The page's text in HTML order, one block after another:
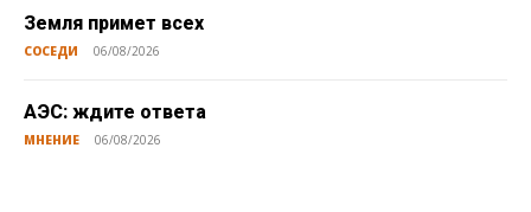
Земля примет всех
СОСЕДИ 06/08/2026
АЭС: ждите ответа
МНЕНИЕ 06/08/2026